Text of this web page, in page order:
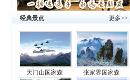
更多>>
经典景点
天门山国家森 张家界国家森